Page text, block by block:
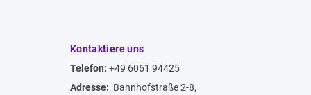
Kontaktiere uns
Telefon: +49 6061 94425
Adresse: Bahnhofstraße 2-8,